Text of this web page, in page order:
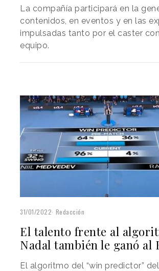
La compañía participará en la
contenidos, en eventos y en las
impulsadas tanto por el caster
equipo.
31/01/2022 Redacción
El talento frente al
Nadal también le ganó al
El algoritmo del “win predictor”